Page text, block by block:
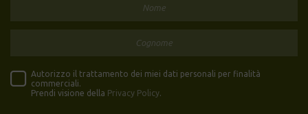
Autorizzo il trattamento dei miei dati personali per finalità
commerciali.
Prendi visione della Privacy Policy.